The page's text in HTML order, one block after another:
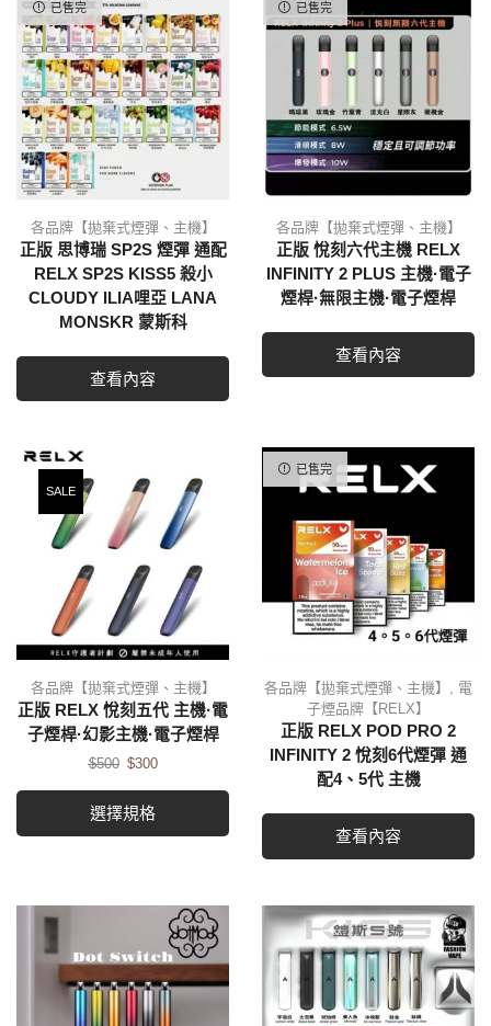
已售完
各品牌【拋棄式煙彈、主機】
正版 思博瑞 SP2S 煙彈 通配
RELX SP2S KISS5 殺小
CLOUDY ILIA哩亞 LANA
MONSKR 蒙斯科
查看內容
已售完
各品牌【拋棄式煙彈、主機】
正版 悅刻六代主機 RELX
INFINITY 2 PLUS 主機·電子
煙桿·無限主機·電子煙桿
查看內容
SALE
各品牌【拋棄式煙彈、主機】
正版 RELX 悅刻五代 主機·電
子煙桿·幻影主機·電子煙桿
$500 $300
選擇規格
已售完
各品牌【拋棄式煙彈、主機】 , 電
子煙品牌【RELX】
正版 RELX POD PRO 2
INFINITY 2 悅刻6代煙彈 通
配4、5代 主機
查看內容